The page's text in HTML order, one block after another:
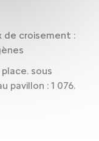
de croisement :
sous
pavillon : 1 076.